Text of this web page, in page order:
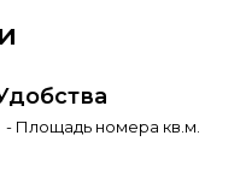
- Площадь номера кв.м.